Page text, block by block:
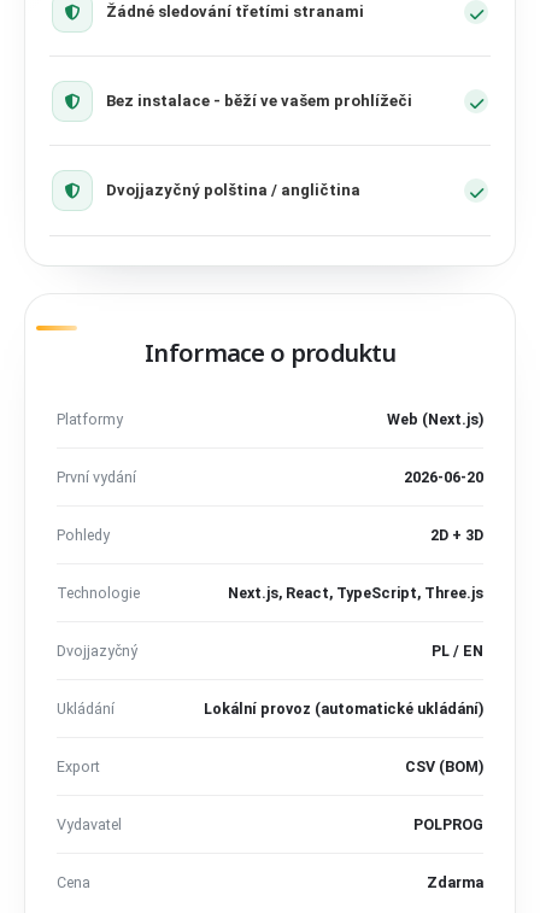
Žádné sledování třetími stranami
Bez instalace - běží ve vašem prohlížeči
Dvojjazyčný polština / angličtina
Informace o produktu
Platformy Web (Next.js)
První vydání 2026-06-20
Pohledy 2D + 3D
Technologie Next.js, React, TypeScript, Three.js
Dvojjazyčný PL / EN
Ukládání Lokální provoz (automatické ukládání)
Export CSV (BOM)
Vydavatel POLPROG
Cena Zdarma